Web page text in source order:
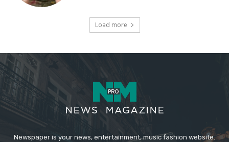
Load more
Newspaper is your news, entertainment, music fashion website.